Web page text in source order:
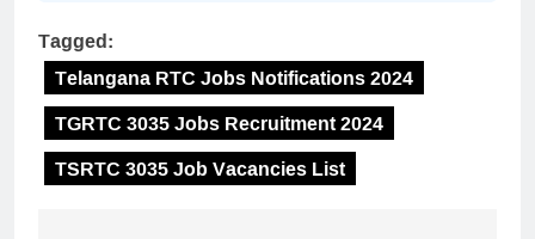
Tagged:
Telangana RTC Jobs Notifications 2024
TGRTC 3035 Jobs Recruitment 2024
TSRTC 3035 Job Vacancies List